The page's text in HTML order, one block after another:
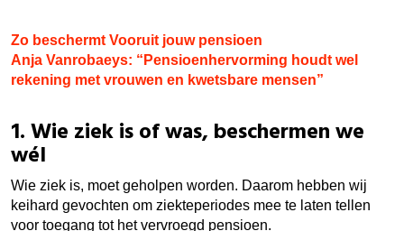
Zo beschermt Vooruit jouw pensioen
Anja Vanrobaeys: “Pensioenhervorming houdt wel
rekening met vrouwen en kwetsbare mensen”
1. Wie ziek is of was, beschermen we
wél
Wie ziek is, moet geholpen worden. Daarom hebben wij
keihard gevochten om ziekteperiodes mee te laten tellen
voor toegang tot het vervroegd pensioen.